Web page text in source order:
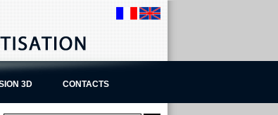
3D CONTACTS